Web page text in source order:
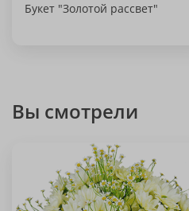
Букет "Золотой рассвет"
Вы смотрели